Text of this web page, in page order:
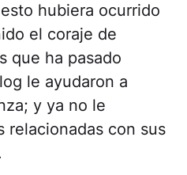
hubiera ocurrido
el coraje de
que ha pasado
le ayudaron a
y ya no le
relacionadas con sus